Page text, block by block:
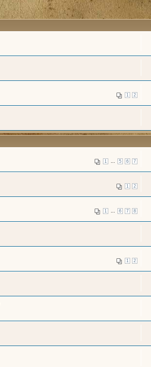
1 2
1 5 6 7
1 2
1 6 7 8
1 2